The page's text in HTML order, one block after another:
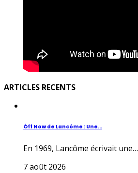
ARTICLES RECENTS
Ôff Now de Lancôme : Une...
En 1969, Lancôme écrivait une…
7 août 2026